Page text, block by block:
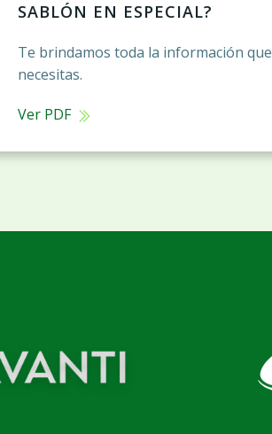
SABLÓN EN ESPECIAL?
Te brindamos toda la información que
necesitas.
Ver PDF